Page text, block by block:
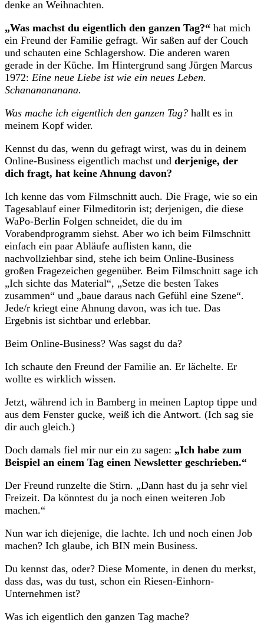
denke an Weihnachten.
„Was machst du eigentlich den ganzen Tag?“ hat mich
ein Freund der Familie gefragt. Wir saßen auf der Couch
und schauten eine Schlagershow. Die anderen waren
gerade in der Küche. Im Hintergrund sang Jürgen Marcus
1972: Eine neue Liebe ist wie ein neues Leben.
Schananananana.
Was mache ich eigentlich den ganzen Tag? hallt es in
meinem Kopf wider.
Kennst du das, wenn du gefragt wirst, was du in deinem
Online-Business eigentlich machst und derjenige, der
dich fragt, hat keine Ahnung davon?
Ich kenne das vom Filmschnitt auch. Die Frage, wie so ein
Tagesablauf einer Filmeditorin ist; derjenigen, die diese
WaPo-Berlin Folgen schneidet, die du im
Vorabendprogramm siehst. Aber wo ich beim Filmschnitt
einfach ein paar Abläufe auflisten kann, die
nachvollziehbar sind, stehe ich beim Online-Business
großen Fragezeichen gegenüber. Beim Filmschnitt sage ich
„Ich sichte das Material“, „Setze die besten Takes
zusammen“ und „baue daraus nach Gefühl eine Szene“.
Jede/r kriegt eine Ahnung davon, was ich tue. Das
Ergebnis ist sichtbar und erlebbar.
Beim Online-Business? Was sagst du da?
Ich schaute den Freund der Familie an. Er lächelte. Er
wollte es wirklich wissen.
Jetzt, während ich in Bamberg in meinen Laptop tippe und
aus dem Fenster gucke, weiß ich die Antwort. (Ich sag sie
dir auch gleich.)
Doch damals fiel mir nur ein zu sagen: „Ich habe zum
Beispiel an einem Tag einen Newsletter geschrieben.“
Der Freund runzelte die Stirn. „Dann hast du ja sehr viel
Freizeit. Da könntest du ja noch einen weiteren Job
machen.“
Nun war ich diejenige, die lachte. Ich und noch einen Job
machen? Ich glaube, ich BIN mein Business.
Du kennst das, oder? Diese Momente, in denen du merkst,
dass das, was du tust, schon ein Riesen-Einhorn-
Unternehmen ist?
Was ich eigentlich den ganzen Tag mache?